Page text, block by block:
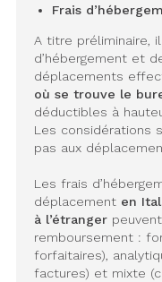
Frais
A titre préliminaire,
d’hébergement et
déplacements
où se trouve le
déductibles à
Les considérations
pas aux
Les frais
déplacement en
à l’étranger
remboursement :
forfaitaires),
factures) et mixte